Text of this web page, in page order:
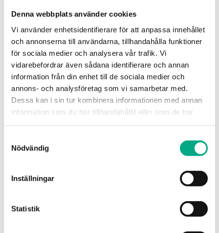
Denna webbplats använder cookies
Vi använder enhetsidentifierare för att anpassa innehållet
och annonserna till användarna, tillhandahålla funktioner
för sociala medier och analysera vår trafik. Vi
vidarebefordrar även sådana identifierare och annan
information från din enhet till de sociala medier och
annons- och analysföretag som vi samarbetar med.
Dessa kan i sin tur kombinera informationen med annan
information som du har tillhandahållit eller som de har
Nödvändig
Inställningar
Statistik
Lönebildning och statistik
Tjänstledighet och permission
Blanketter och mallar
Lönebildning och statistik
Statistik
Löneskola
Klassigo
E-utbildning: Lönekartläggning
Utbildningar
Om Fastigo
Om oss
Kontakta oss
Trygghetsfonderna
Fastigo om: Kompetensförsörjning